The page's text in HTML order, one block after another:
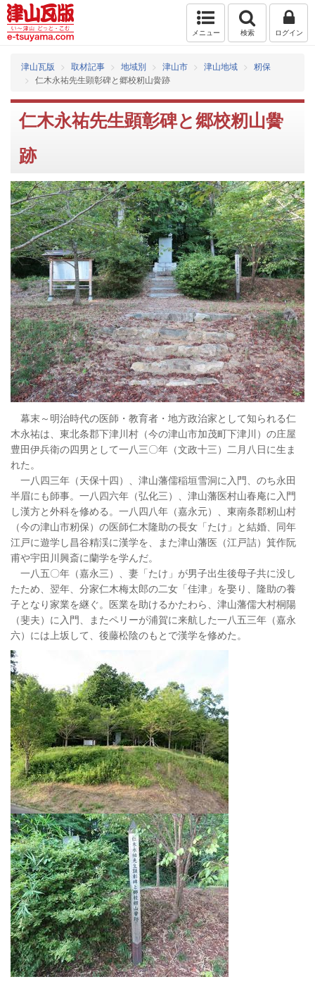
メニュー 検索 ログイン
津山瓦版 取材記事 地域別 津山市 津山地域
籾保
仁木永祐先生顕彰碑と郷校籾山黌跡
仁木永祐先生顕彰碑と郷校籾山黌
跡
幕末～明治時代の医師・教育者・地方政治家として知られる仁
木永祐は、東北条郡下津川村（今の津山市加茂町下津川）の庄屋
豊田伊兵衛の四男として一八三〇年（文政十三）二月八日に生ま
れた。
一八四三年（天保十四）、津山藩儒稲垣雪洞に入門、のち永田
半眉にも師事。一八四六年（弘化三）、津山藩医村山春庵に入門
し漢方と外科を修める。一八四八年（嘉永元）、東南条郡籾山村
（今の津山市籾保）の医師仁木隆助の長女「たけ」と結婚、同年
江戸に遊学し昌谷精渓に漢学を、また津山藩医（江戸詰）箕作阮
甫や宇田川興斎に蘭学を学んだ。
一八五〇年（嘉永三）、妻「たけ」が男子出生後母子共に没し
たため、翌年、分家仁木梅太郎の二女「佳津」を娶り、隆助の養
子となり家業を継ぐ。医業を助けるかたわら、津山藩儒大村桐陽
（斐夫）に入門、またペリーが浦賀に来航した一八五三年（嘉永
六）には上坂して、後藤松陰のもとで漢学を修めた。